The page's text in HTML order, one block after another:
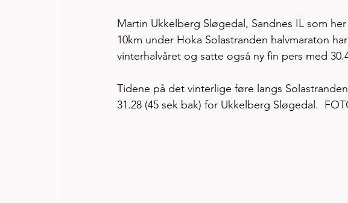
Martin Ukkelberg Sløgedal, Sandnes IL som
10km under Hoka Solastranden halvmaraton
vinterhalvåret og satte også ny fin pers med
Tidene på det vinterlige føre langs
31.28 (45 sek bak) for Ukkelberg Sløgedal.